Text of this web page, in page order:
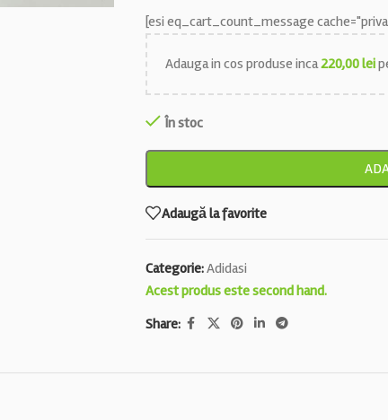
[esi eq_cart_count_message
Adauga in cos produse inca220,00lei
În stoc
Adaugă la favorite
Categorie:Adidasi
Acest produs este second hand.
Share: